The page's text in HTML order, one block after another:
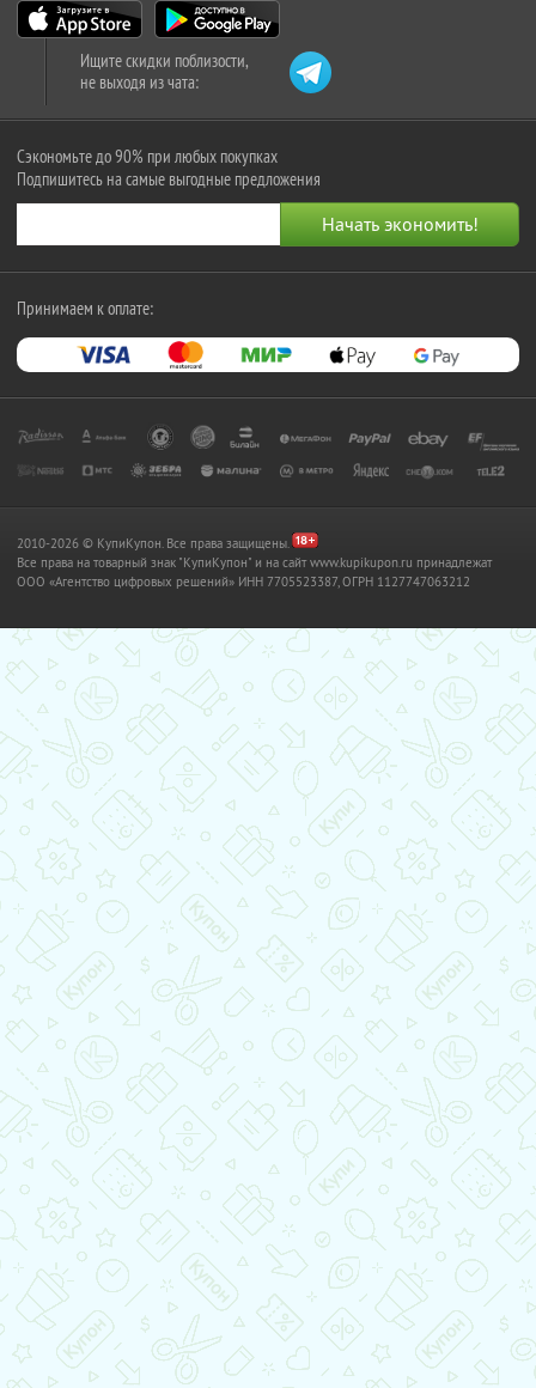
Ищите скидки поблизости,
не выходя из чата:
Сэкономьте до 90% при любых покупках
Подпишитесь на самые выгодные предложения
Принимаем к оплате:
2010-2026 © КупиКупон. Все права защищены.
Все права на товарный знак "КупиКупон" и на сайт www.kupikupon.ru принадлежат
OOO «Агентство цифровых решений» ИНН 7705523387, ОГРН 1127747063212